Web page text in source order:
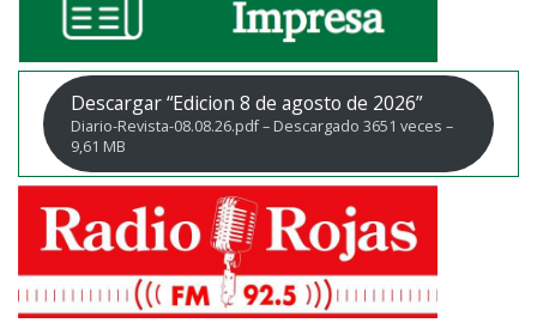
Descargar “Edicion 8 de agosto de 2026”
Diario-Revista-08.08.26.pdf – Descargado 3651 veces –
9,61 MB